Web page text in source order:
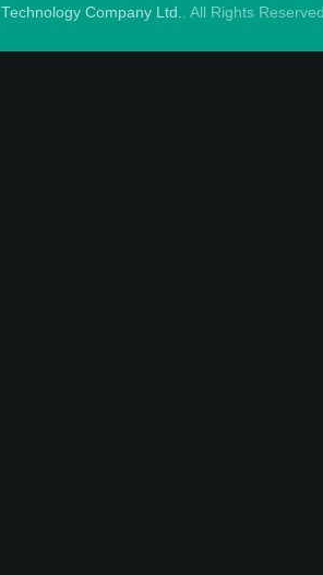
Company Ltd. . All Rights Reserved.